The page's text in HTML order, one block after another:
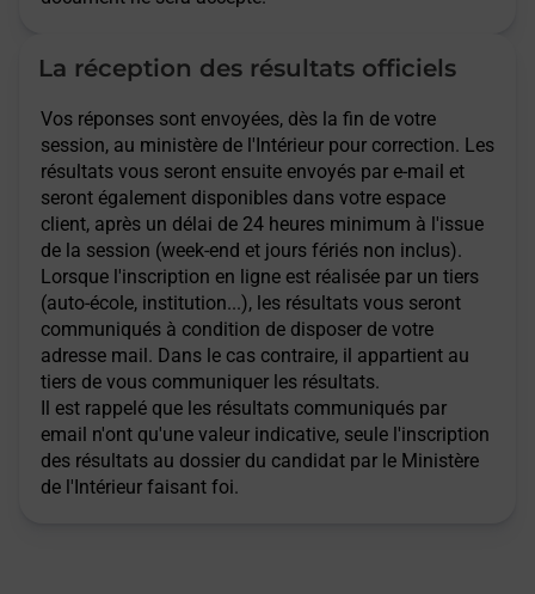
La réception des résultats officiels
Vos réponses sont envoyées, dès la fin de votre
session, au ministère de l'Intérieur pour correction. Les
résultats vous seront ensuite envoyés par e-mail et
seront également disponibles dans votre espace
client, après un délai de 24 heures minimum à l'issue
de la session (week-end et jours fériés non inclus).
Lorsque l'inscription en ligne est réalisée par un tiers
(auto-école, institution...), les résultats vous seront
communiqués à condition de disposer de votre
adresse mail. Dans le cas contraire, il appartient au
tiers de vous communiquer les résultats.
Il est rappelé que les résultats communiqués par
email n'ont qu'une valeur indicative, seule l'inscription
des résultats au dossier du candidat par le Ministère
de l'Intérieur faisant foi.